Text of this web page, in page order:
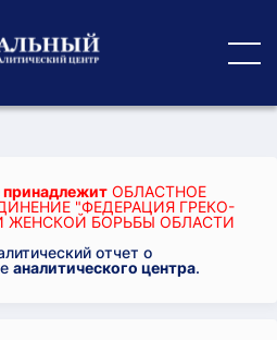
принадлежит ОБЛАСТНОЕ
"ФЕДЕРАЦИЯ ГРЕКО-
ЖЕНСКОЙ БОРЬБЫ ОБЛАСТИ
отчет о
аналитического центра.